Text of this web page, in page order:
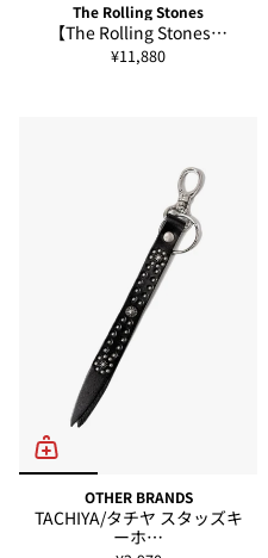
The Rolling Stones
【The Rolling Stones…
¥11,880
OTHER BRANDS
TACHIYA/タチヤ スタッズキ
ーホ…